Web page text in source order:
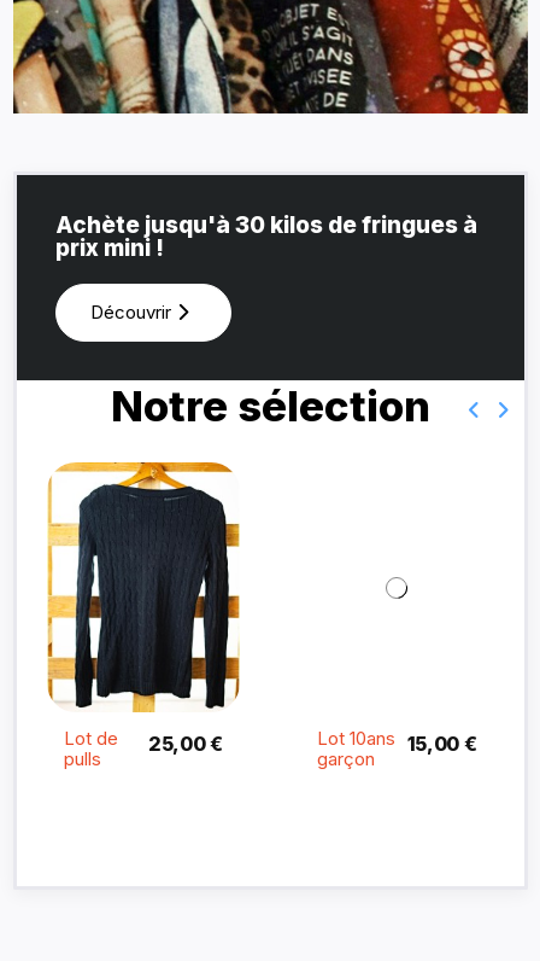
Achète jusqu'à 30 kilos de fringues à
prix mini !
Découvrir
Notre sélection
Lot de
pulls
25,00 €
Lot 10ans
garçon
15,00 €